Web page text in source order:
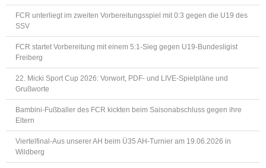
FCR unterliegt im zweiten Vorbereitungsspiel mit 0:3 gegen die U19 des
SSV
FCR startet Vorbereitung mit einem 5:1-Sieg gegen U19-Bundesligist
Freiberg
22. Micki Sport Cup 2026: Vorwort, PDF- und LIVE-Spielpläne und
Grußworte
Bambini-Fußballer des FCR kickten beim Saisonabschluss gegen ihre
Eltern
Viertelfinal-Aus unserer AH beim Ü35 AH-Turnier am 19.06.2026 in
Wildberg